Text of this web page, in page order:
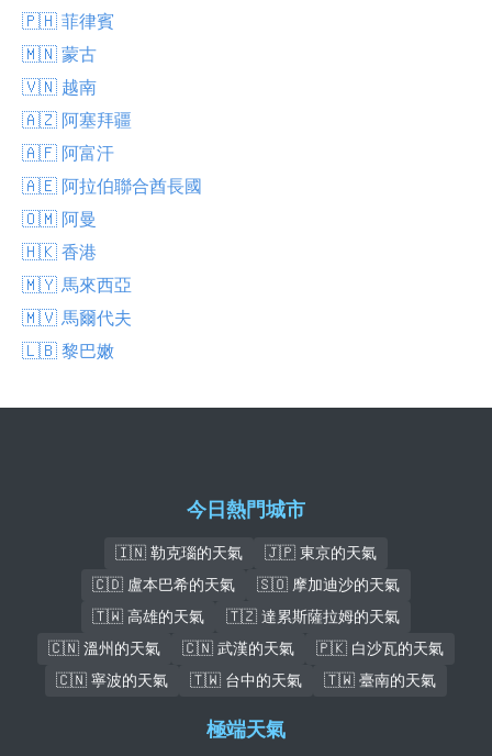
🇵🇭 菲律賓
🇲🇳 蒙古
🇻🇳 越南
🇦🇿 阿塞拜疆
🇦🇫 阿富汗
🇦🇪 阿拉伯聯合酋長國
🇴🇲 阿曼
🇭🇰 香港
🇲🇾 馬來西亞
🇲🇻 馬爾代夫
🇱🇧 黎巴嫩
今日熱門城市
🇮🇳 勒克瑙的天氣
🇯🇵 東京的天氣
🇨🇩 盧本巴希的天氣
🇸🇴 摩加迪沙的天氣
🇹🇼 高雄的天氣
🇹🇿 達累斯薩拉姆的天氣
🇨🇳 溫州的天氣
🇨🇳 武漢的天氣
🇵🇰 白沙瓦的天氣
🇨🇳 寧波的天氣
🇹🇼 台中的天氣 🇹🇼 臺南的天氣
極端天氣